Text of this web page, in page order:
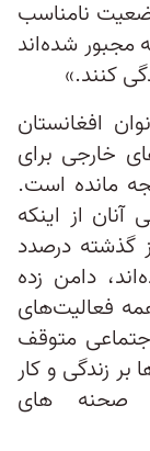
نامناسب
مجبور شده‌اند
کنند.»
افغانستان
خارجی برای
مانده است.
از اینکه
گذشته درصدد
دامن زده
فعالیت‌های
متوقف
زندگی و کار
صحنه های